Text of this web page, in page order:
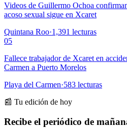
Videos de Guillermo Ochoa
acoso sexual sigue en Xcaret
Quintana Roo·1,391 lecturas
05
Fallece trabajador de Xcaret en
Carmen a Puerto Morelos
Playa del Carmen·583 lecturas
📰 Tu edición de hoy
Recibe el periódico de